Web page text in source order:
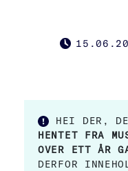
PUBLISERT
HEI DER,
HENTET FRA
OVER ETT ÅR
DERFOR